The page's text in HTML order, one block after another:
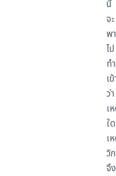
นี้
จะ
พา
ไป
ท
เ
ว่า
เ
ใด
เ
วิ
จึง